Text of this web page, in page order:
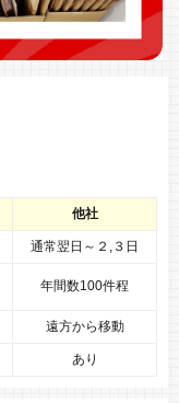
他社
通常翌日～２,３日
年間数100件程
遠方から移動
あり